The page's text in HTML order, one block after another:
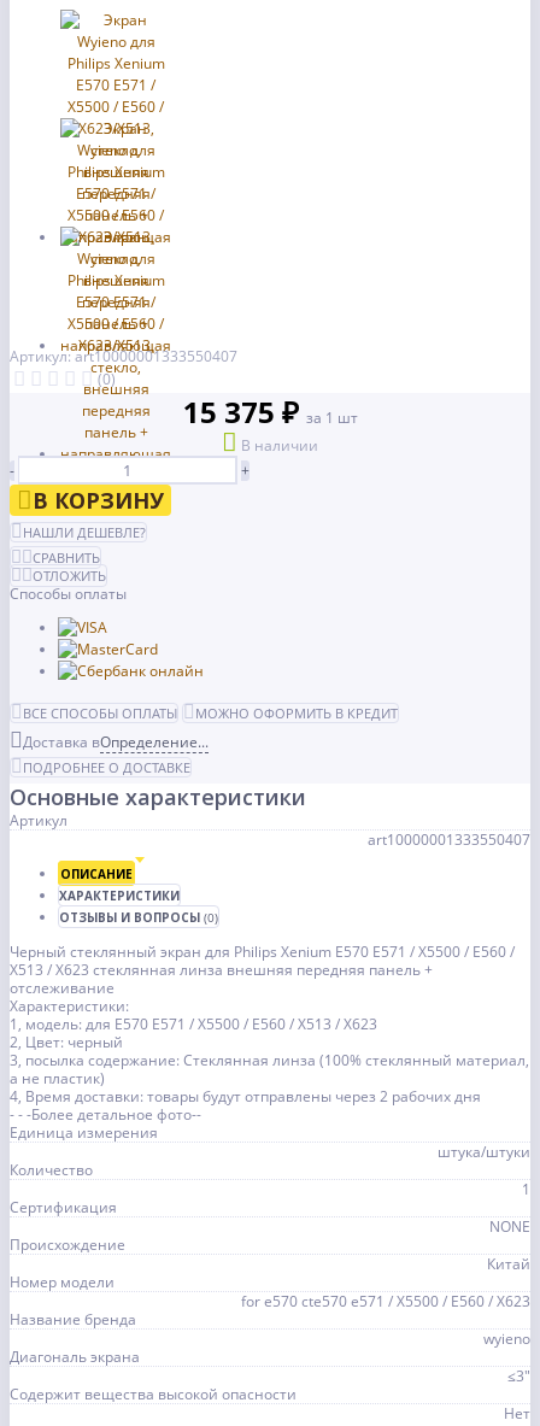
Артикул: art10000001333550407
(0)
15 375 ₽ за 1 шт
В наличии
-
+
В КОРЗИНУ
НАШЛИ ДЕШЕВЛЕ?
СРАВНИТЬ
ОТЛОЖИТЬ
Способы оплаты
ВСЕ СПОСОБЫ ОПЛАТЫ МОЖНО ОФОРМИТЬ В КРЕДИТ
Доставка вОпределение...
ПОДРОБНЕЕ О ДОСТАВКЕ
Основные характеристики
Артикул
art10000001333550407
ОПИСАНИЕ
ХАРАКТЕРИСТИКИ
ОТЗЫВЫ И ВОПРОСЫ (0)
Черный стеклянный экран для Philips Xenium E570 E571 / X5500 / E560 /
X513 / X623 стеклянная линза внешняя передняя панель +
отслеживание
Характеристики:
1, модель: для E570 E571 / X5500 / E560 / X513 / X623
2, Цвет: черный
3, посылка содержание: Стеклянная линза (100% стеклянный материал,
а не пластик)
4, Время доставки: товары будут отправлены через 2 рабочих дня
- - -Более детальное фото--
Единица измерения
штука/штуки
Количество
1
Сертификация
NONE
Происхождение
Китай
Номер модели
for e570 cte570 e571 / X5500 / E560 / X623
Название бренда
wyieno
Диагональ экрана
≤3"
Содержит вещества высокой опасности
Нет